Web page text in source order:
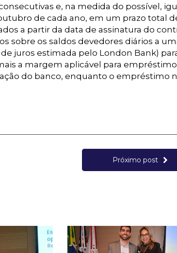
e, na medida do possível,
de cada ano, em um prazo total
a partir da data de assinatura do
sobre os saldos devedores diários a
juros estimada pelo London Bank)
a margem aplicável para
do banco, enquanto o empréstimo
Próximo post